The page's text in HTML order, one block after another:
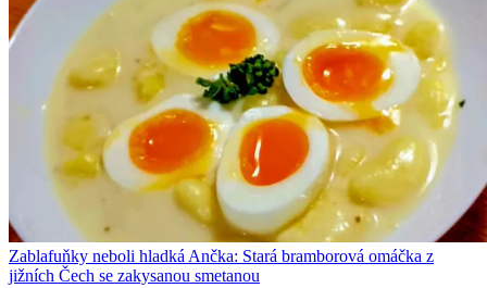
Zablafuňky neboli hladká Ančka: Stará bramborová omáčka z
jižních Čech se zakysanou smetanou